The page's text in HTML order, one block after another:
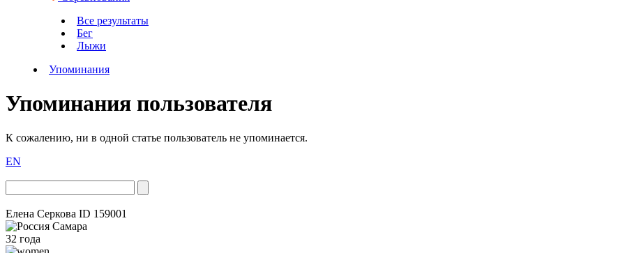
Все результаты
Бег
Лыжи
Упоминания
Упоминания пользователя
К сожалению, ни в одной статье пользователь не упоминается.
EN
Елена Серкова ID 159001
Самара
32 года